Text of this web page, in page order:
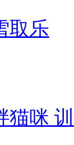
取乐
猫咪